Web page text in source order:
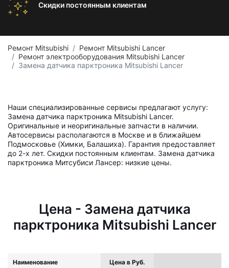
Скидки постоянным клиентам
Ремонт Mitsubishi
Ремонт Mitsubishi Lancer
Ремонт электрооборудования Mitsubishi Lancer
Замена датчика парктроника Mitsubishi Lancer
Наши специализированные сервисы предлагают услугу:
Замена датчика парктроника Mitsubishi Lancer.
Оригинальные и неоригинальные запчасти в наличии.
Автосервисы располагаются в Москве и в ближайшем
Подмосковье (Химки, Балашиха). Гарантия предоставляет
до 2-х лет. Скидки постоянным клиентам. Замена датчика
парктроника Митсубиси Лансер: низкие цены.
Цена - Замена датчика
парктроника Mitsubishi Lancer
Наименование Цена в Руб.